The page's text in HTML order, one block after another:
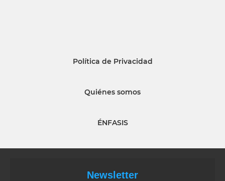
Política de Privacidad
Quiénes somos
ÉNFASIS
Newsletter